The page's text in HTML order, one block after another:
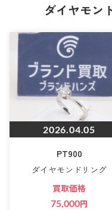
ダイヤモン
2026.04.05
PT900
ダイヤモンドリング
買取価格
75,000円